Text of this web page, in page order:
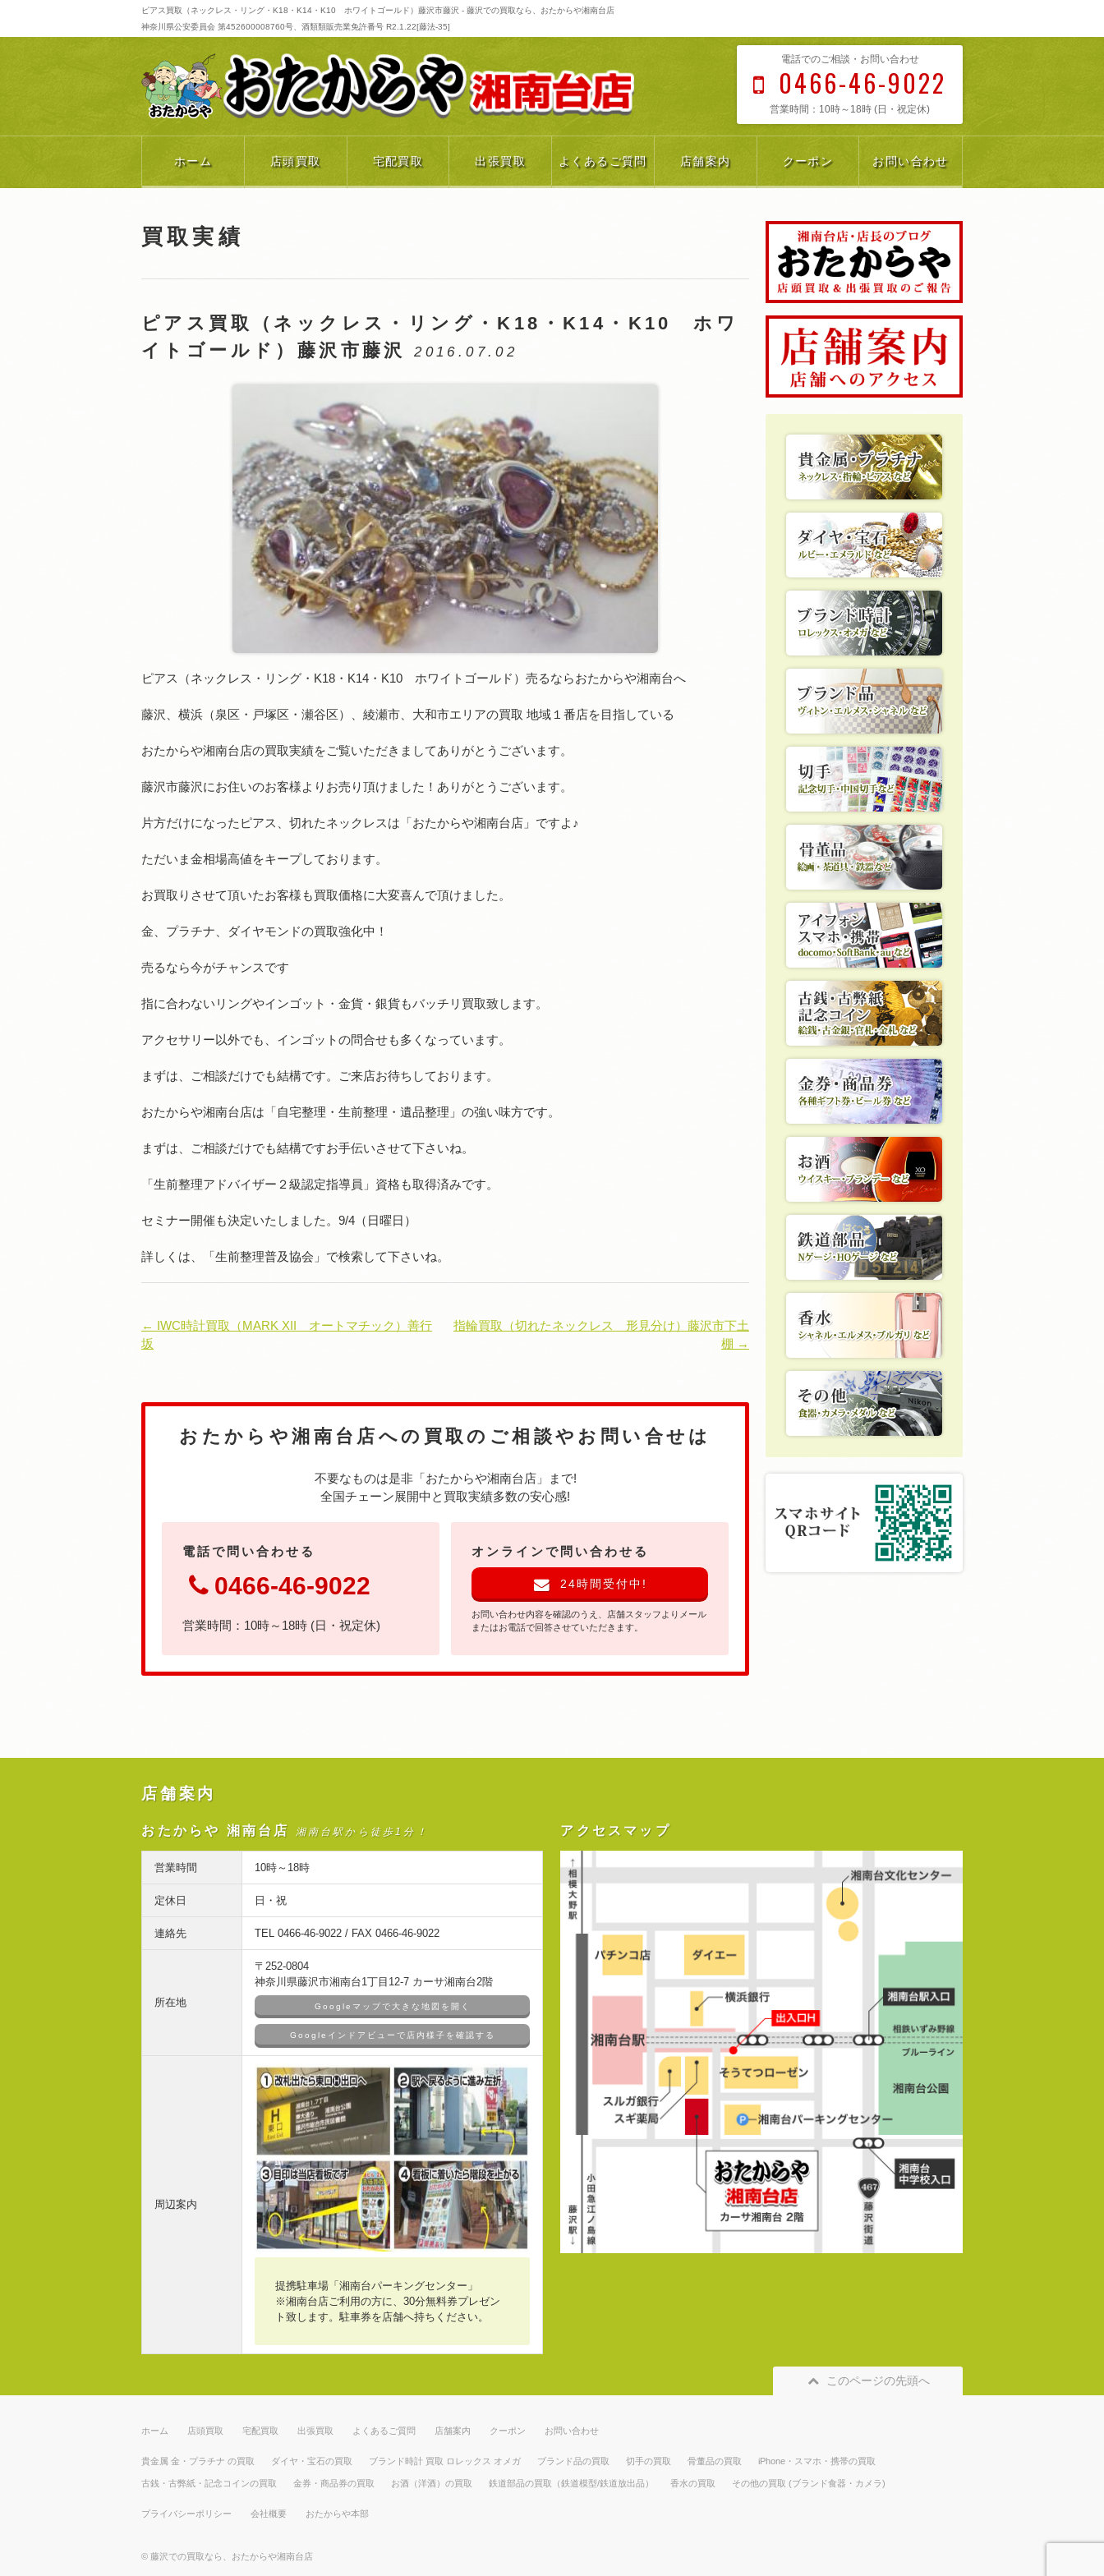
ピアス買取（ネックレス・リング・K18・K14・K10 ホワイトゴールド）藤沢市藤沢 - 藤沢での買取なら、おたからや湘南台店
神奈川県公安委員会 第452600008760号、酒類類販売業免許番号 R2.1.22[藤法-35]
電話でのご相談・お問い合わせ
0466-46-9022
営業時間：10時～18時 (日・祝定休)
ホーム 店頭買取 宅配買取 出張買取 よくあるご質問 店舗案内 クーポン お問い合わせ
買取実績
ピアス買取（ネックレス・リング・K18・K14・K10 ホワ
イトゴールド）藤沢市藤沢2016.07.02
ピアス（ネックレス・リング・K18・K14・K10 ホワイトゴールド）売るならおたからや湘南台へ
藤沢、横浜（泉区・戸塚区・瀬谷区）、綾瀬市、大和市エリアの買取 地域１番店を目指している
おたからや湘南台店の買取実績をご覧いただきましてありがとうございます。
藤沢市藤沢にお住いのお客様よりお売り頂けました！ありがとうございます。
片方だけになったピアス、切れたネックレスは「おたからや湘南台店」ですよ♪
ただいま金相場高値をキープしております。
お買取りさせて頂いたお客様も買取価格に大変喜んで頂けました。
金、プラチナ、ダイヤモンドの買取強化中！
売るなら今がチャンスです
指に合わないリングやインゴット・金貨・銀貨もバッチリ買取致します。
アクセサリー以外でも、インゴットの問合せも多くなっています。
まずは、ご相談だけでも結構です。ご来店お待ちしております。
おたからや湘南台店は「自宅整理・生前整理・遺品整理」の強い味方です。
まずは、ご相談だけでも結構ですお手伝いさせて下さいね。
「生前整理アドバイザー２級認定指導員」資格も取得済みです。
セミナー開催も決定いたしました。9/4（日曜日）
詳しくは、「生前整理普及協会」で検索して下さいね。
← IWC時計買取（MARK XII オートマチック）善行
坂
指輪買取（切れたネックレス 形見分け）藤沢市下土
棚 →
おたからや湘南台店への 買取のご相談やお問い合せは
不要なものは是非「おたからや湘南台店」まで!
全国チェーン展開中と買取実績多数の安心感!
電話で問い合わせる
0466-46-9022
営業時間：10時～18時 (日・祝定休)
オンラインで問い合わせる
24時間受付中!
お問い合わせ内容を確認のうえ、店舗スタッフよりメール
またはお電話で回答させていただきます。
店舗案内
おたからや 湘南台店 湘南台駅から徒歩1分！
営業時間 10時～18時
定休日 日・祝
連絡先 TEL 0466-46-9022 / FAX 0466-46-9022
所在地
〒252-0804
神奈川県藤沢市湘南台1丁目12-7 カーサ湘南台2階
Googleマップで大きな地図を開く
Googleインドアビューで店内様子を確認する
周辺案内
提携駐車場「湘南台パーキングセンター」
※湘南台店ご利用の方に、30分無料券プレゼン
ト致します。駐車券を店舗へ持ちください。
アクセスマップ
このページの先頭へ
ホーム 店頭買取 宅配買取 出張買取 よくあるご質問 店舗案内 クーポン お問い合わせ
貴金属 金・プラチナ の買取 ダイヤ・宝石の買取 ブランド時計 買取 ロレックス オメガ ブランド品の買取 切手の買取 骨董品の買取 iPhone・スマホ・携帯の買取
古銭・古弊紙・記念コインの買取 金券・商品券の買取 お酒（洋酒）の買取 鉄道部品の買取（鉄道模型/鉄道放出品） 香水の買取 その他の買取 (ブランド食器・カメラ)
プライバシーポリシー 会社概要 おたからや本部
© 藤沢での買取なら、おたからや湘南台店